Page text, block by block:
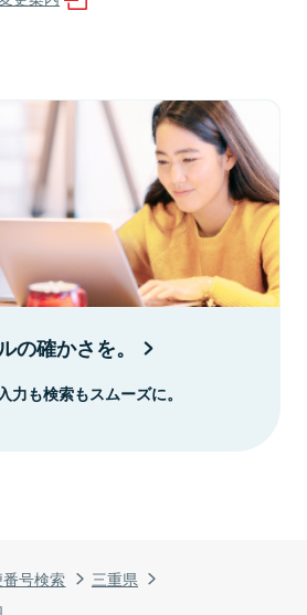
号検索
三重県
の確かさを。
力も検索もスムーズに。